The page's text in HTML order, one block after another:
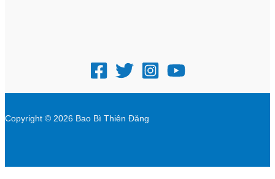
Copyright © 2026 Bao Bì Thiên Đăng